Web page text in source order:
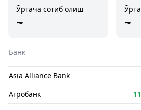
Ўртача сотиб олиш
~ ~
Банк
Asia Alliance Bank
Агробанк